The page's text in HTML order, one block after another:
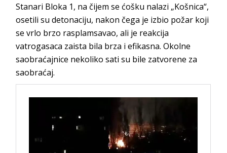
Stanari Bloka 1, na čijem se ćošku nalazi „Košnica“,
osetili su detonaciju, nakon čega je izbio požar koji
se vrlo brzo rasplamsavao, ali je reakcija
vatrogasaca zaista bila brza i efikasna. Okolne
saobraćajnice nekoliko sati su bile zatvorene za
saobraćaj.